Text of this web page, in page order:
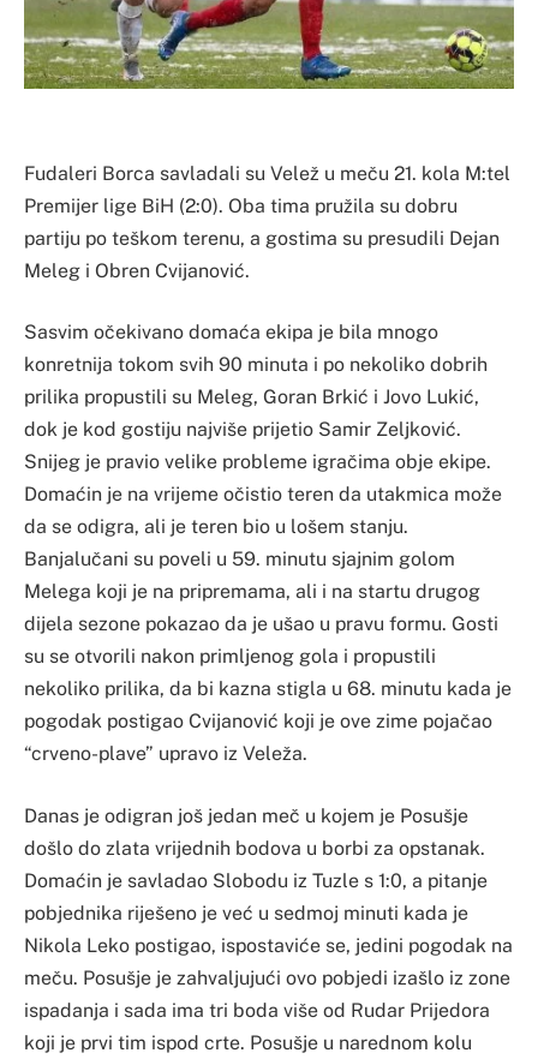
Fudaleri Borca savladali su Velež u meču 21. kola M:tel
Premijer lige BiH (2:0). Oba tima pružila su dobru
partiju po teškom terenu, a gostima su presudili Dejan
Meleg i Obren Cvijanović.
Sasvim očekivano domaća ekipa je bila mnogo
konretnija tokom svih 90 minuta i po nekoliko dobrih
prilika propustili su Meleg, Goran Brkić i Jovo Lukić,
dok je kod gostiju najviše prijetio Samir Zeljković.
Snijeg je pravio velike probleme igračima obje ekipe.
Domaćin je na vrijeme očistio teren da utakmica može
da se odigra, ali je teren bio u lošem stanju.
Banjalučani su poveli u 59. minutu sjajnim golom
Melega koji je na pripremama, ali i na startu drugog
dijela sezone pokazao da je ušao u pravu formu. Gosti
su se otvorili nakon primljenog gola i propustili
nekoliko prilika, da bi kazna stigla u 68. minutu kada je
pogodak postigao Cvijanović koji je ove zime pojačao
“crveno-plave” upravo iz Veleža.
Danas je odigran još jedan meč u kojem je Posušje
došlo do zlata vrijednih bodova u borbi za opstanak.
Domaćin je savladao Slobodu iz Tuzle s 1:0, a pitanje
pobjednika riješeno je već u sedmoj minuti kada je
Nikola Leko postigao, ispostaviće se, jedini pogodak na
meču. Posušje je zahvaljujući ovo pobjedi izašlo iz zone
ispadanja i sada ima tri boda više od Rudar Prijedora
koji je prvi tim ispod crte. Posušje u narednom kolu